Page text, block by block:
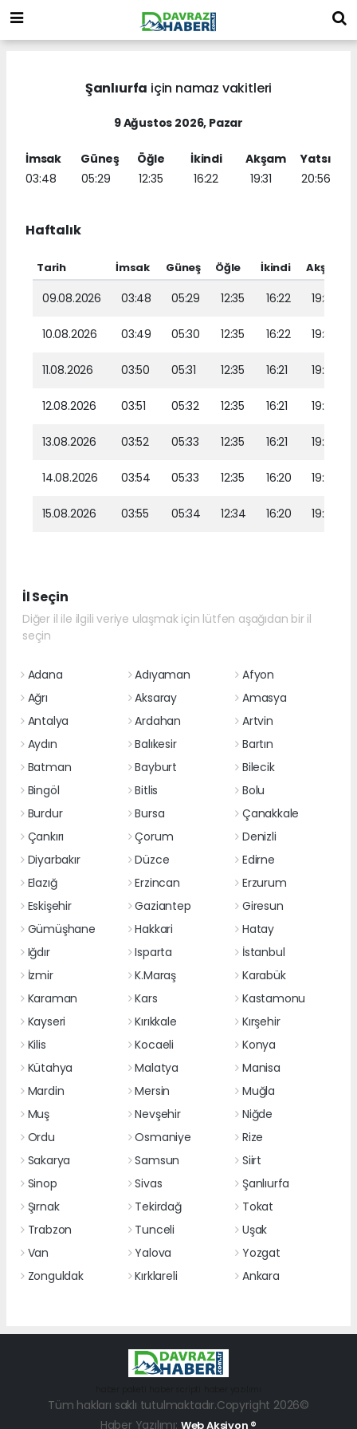
Şanlıurfa için namaz vakitleri
9 Ağustos 2026, Pazar
İmsak
03:48
Güneş
05:29
Öğle
12:35
İkindi
16:22
Akşam
19:31
Yatsı
20:56
Haftalık
Tarih İmsak Güneş Öğle İkindi Akşam
09.08.2026 03:48 05:29 12:35 16:22 19:31
10.08.2026 03:49 05:30 12:35 16:22 19:30
11.08.2026 03:50 05:31 12:35 16:21 19:29
12.08.2026 03:51 05:32 12:35 16:21 19:28
13.08.2026 03:52 05:33 12:35 16:21 19:26
14.08.2026 03:54 05:33 12:35 16:20 19:25
15.08.2026 03:55 05:34 12:34 16:20 19:24
İl Seçin
Diğer il ile ilgili veriye ulaşmak için lütfen aşağıdan bir il
seçin
Adana Adıyaman
Afyon
Ağrı
Aksaray
Amasya
Antalya
Ardahan
Artvin
Aydın
Balıkesir
Bartın
Batman
Bayburt
Bilecik
Bingöl
Bitlis
Bolu
Burdur
Bursa
Çanakkale
Çankırı
Çorum
Denizli
Diyarbakır
Düzce
Edirne
Elazığ
Erzincan
Erzurum
Eskişehir
Gaziantep
Giresun
Gümüşhane
Hakkari
Hatay
Iğdır
Isparta
İstanbul
İzmir
K.Maraş
Karabük
Karaman
Kars
Kastamonu
Kayseri
Kırıkkale
Kırşehir
Kilis
Kocaeli
Konya
Kütahya
Malatya
Manisa
Mardin
Mersin
Muğla
Muş
Nevşehir
Niğde
Ordu
Osmaniye
Rize
Sakarya
Samsun
Siirt
Sinop
Sivas
Şanlıurfa
Şırnak
Tekirdağ
Tokat
Trabzon
Tunceli
Uşak
Van
Yalova
Yozgat
Zonguldak
Kırklareli Ankara
Tüm hakları saklı tutulmaktadır.Copyright 2026©
Haber Yazılımı: Web Aksiyon ®